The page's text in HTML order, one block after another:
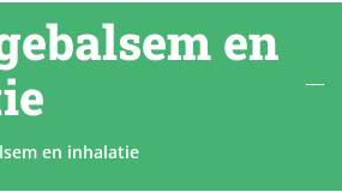
en
en inhalatie